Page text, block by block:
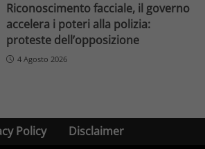
Riconoscimento facciale, il governo
accelera i poteri alla polizia:
proteste dell’opposizione
4 Agosto 2026
Policy Disclaimer